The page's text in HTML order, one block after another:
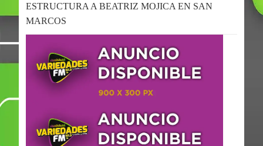
ESTRUCTURA A BEATRIZ MOJICA EN SAN
MARCOS